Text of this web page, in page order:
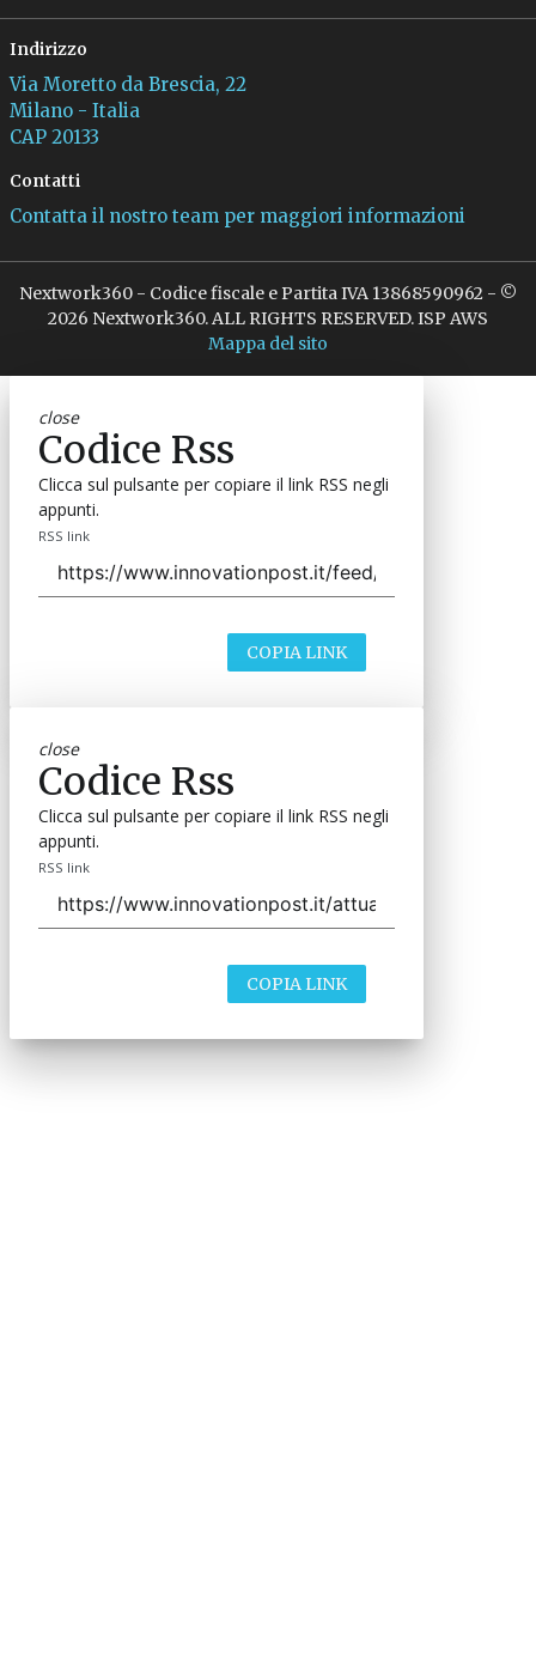
Indirizzo
Via Moretto da Brescia, 22
Milano - Italia
CAP 20133
Contatti
Contatta il nostro team per maggiori informazioni
Nextwork360 - Codice fiscale e Partita IVA 13868590962 - ©
2026 Nextwork360. ALL RIGHTS RESERVED. ISP AWS
Mappa del sito
close
Codice Rss
Clicca sul pulsante per copiare il link RSS negli
appunti.
RSS link
COPIA LINK
close
Codice Rss
Clicca sul pulsante per copiare il link RSS negli
appunti.
RSS link
COPIA LINK